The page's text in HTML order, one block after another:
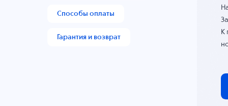
Способы оплаты
Гарантия и возврат
К